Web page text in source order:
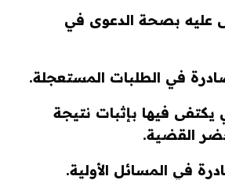
عليه بصحة الدعوى في
في الطلبات المستعجلة.
يكتفى فيها بإثبات نتيجة
القضية.
في المسائل الأولية.